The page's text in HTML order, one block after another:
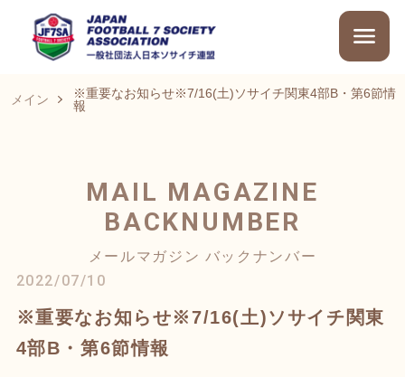
メイン
※重要なお知らせ※7/16(土)ソサイチ関東4部B・第6節情
報
MAIL MAGAZINE
BACKNUMBER
メールマガジン バックナンバー
2022/07/10
※重要なお知らせ※7/16(土)ソサイチ関東
4部B・第6節情報